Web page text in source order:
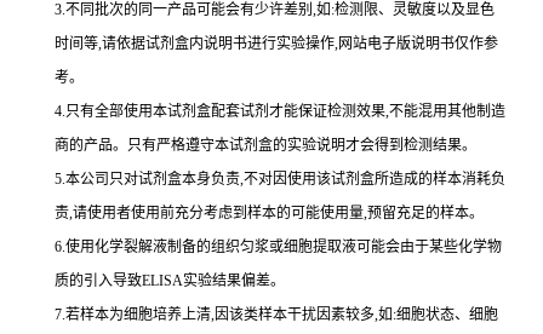
3.不同批次的同一产品可能会有少许差别,如:检测限、灵敏度以及显色
时间等,请依据试剂盒内说明书进行实验操作,网站电子版说明书仅作参
考。
4.只有全部使用本试剂盒配套试剂才能保证检测效果,不能混用其他制造
商的产品。只有严格遵守本试剂盒的实验说明才会得到 检测结果。
5.本公司只对试剂盒本身负责,不对因使用该试剂盒所造成的样本消耗负
责,请使用者使用前充分考虑到样本的可能使用量,预留充足的样本。
6.使用化学裂解液制备的组织匀浆或细胞提取液可能会由于某些化学物
质的引入导致ELISA实验结果偏差。
7.若样本为细胞培养上清,因该类样本干扰因素较多,如:细胞状态、细胞